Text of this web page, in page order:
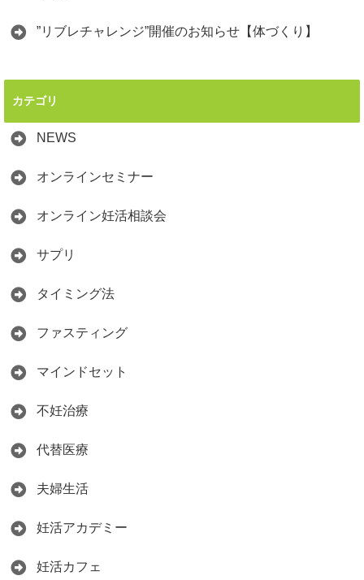
”リブレチャレンジ”開催のお知らせ【体づくり】
カテゴリ
NEWS
オンラインセミナー
オンライン妊活相談会
サプリ
タイミング法
ファスティング
マインドセット
不妊治療
代替医療
夫婦生活
妊活アカデミー
妊活カフェ